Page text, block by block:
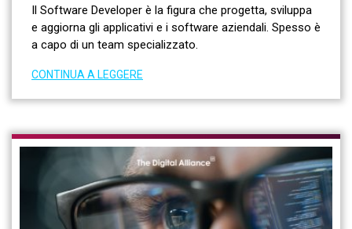
Il Software Developer è la figura che progetta, sviluppa
e aggiorna gli applicativi e i software aziendali. Spesso è
a capo di un team specializzato.
CONTINUA A LEGGERE